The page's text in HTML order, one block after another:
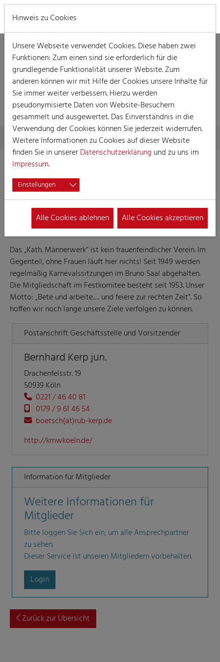
DETAILLIERTE
INFORMATIONEN
Skip to main content
You are here:
Home Detaillierte Informationen
Männerwerk St.
Bruno
Das „Kath. Männerwerk“ ist kein frauenfeindlicher Verein. Im
Gegenteil, ohne Frauen läuft hier nichts! Seit 1949 werden
regelmäßig Karnevalssitzungen im Bruno Saal abgehalten.
Die Mitgliedschaft im Festkomitee besteht seit 1953. Unser
Motto: „Bete und arbeite…. und feiere zur rechten Zeit“. So
hoffen wir noch lange unsere Ziele verfolgen zu können.
Postanschrift Geschäftsstelle und Vorsitzender
Bernhard Kerp jun.
Drachenfelsstr. 19
50939 Köln
0221 / 46 40 81
0179 / 9 61 46 54
boetsch(at)rub-kerp.de
http://kmwkoeln.de/
Information für Mitglieder
Weitere Informationen für
Mitglieder
Bitte loggen Sie Sich ein, um alle Ansprechpartner
zu sehen.
Dieser Service ist unseren Mitgliedern vorbehalten.
Login
Zurück zur Übersicht
Hinweis zu Cookies
Unsere Webseite verwendet Cookies. Diese haben zwei
Funktionen: Zum einen sind sie erforderlich für die
grundlegende Funktionalität unserer Website. Zum
anderen können wir mit Hilfe der Cookies unsere Inhalte für
Sie immer weiter verbessern. Hierzu werden
pseudonymisierte Daten von Website-Besuchern
gesammelt und ausgewertet. Das Einverständnis in die
Verwendung der Cookies können Sie jederzeit widerrufen.
Weitere Informationen zu Cookies auf dieser Website
finden Sie in unsererDatenschutzerklärung und zu uns im
Impressum.
Einstellungen
Alle Cookies ablehnen Alle Cookies akzeptieren